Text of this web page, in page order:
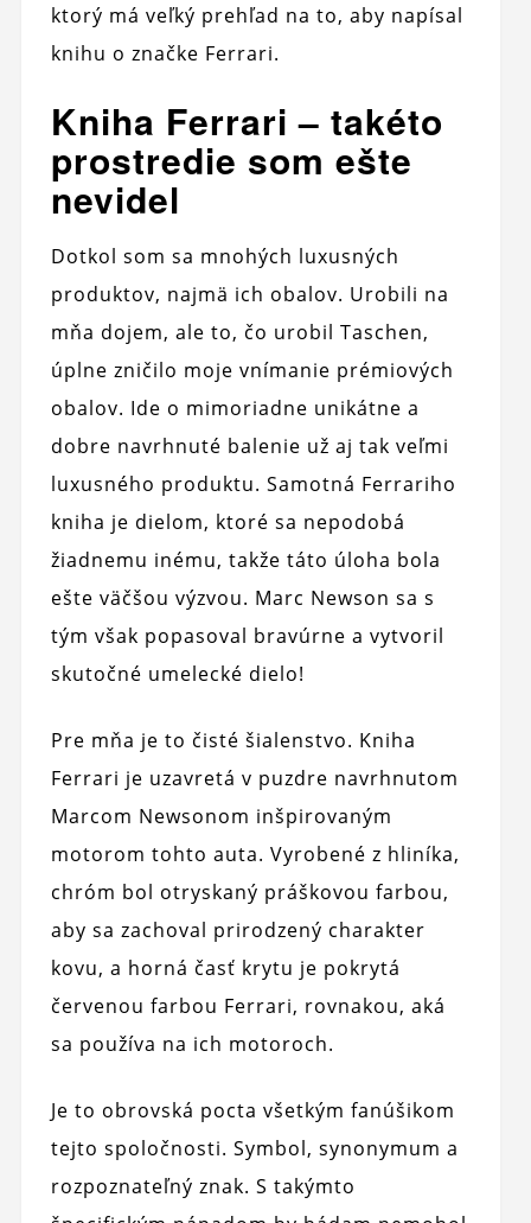
ktorý má veľký prehľad na to, aby napísal
knihu o značke Ferrari.
Kniha Ferrari – takéto
prostredie som ešte
nevidel
Dotkol som sa mnohých luxusných
produktov, najmä ich obalov. Urobili na
mňa dojem, ale to, čo urobil Taschen,
úplne zničilo moje vnímanie prémiových
obalov. Ide o mimoriadne unikátne a
dobre navrhnuté balenie už aj tak veľmi
luxusného produktu. Samotná Ferrariho
kniha je dielom, ktoré sa nepodobá
žiadnemu inému, takže táto úloha bola
ešte väčšou výzvou. Marc Newson sa s
tým však popasoval bravúrne a vytvoril
skutočné umelecké dielo!
Pre mňa je to čisté šialenstvo. Kniha
Ferrari je uzavretá v puzdre navrhnutom
Marcom Newsonom inšpirovaným
motorom tohto auta. Vyrobené z hliníka,
chróm bol otryskaný práškovou farbou,
aby sa zachoval prirodzený charakter
kovu, a horná časť krytu je pokrytá
červenou farbou Ferrari, rovnakou, aká
sa používa na ich motoroch.
Je to obrovská pocta všetkým fanúšikom
tejto spoločnosti. Symbol, synonymum a
rozpoznateľný znak. S takýmto